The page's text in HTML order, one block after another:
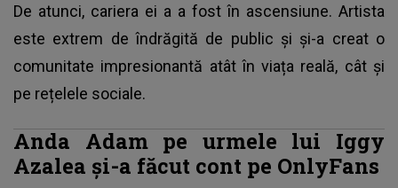
De atunci, cariera ei a a fost în ascensiune. Artista
este extrem de îndrăgită de public și și-a creat o
comunitate impresionantă atât în viața reală, cât și
pe rețelele sociale.
Anda Adam pe urmele lui Iggy
Azalea și-a făcut cont pe OnlyFans